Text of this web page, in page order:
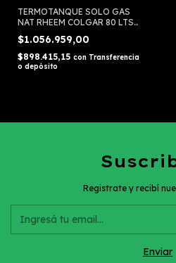
TERMOTANQUE SOLO GAS
NAT RHEEM COLGAR 80 LTS
$1.056.959,00
$898.415,15 con Transferencia
o depósito
Registrate y recibí